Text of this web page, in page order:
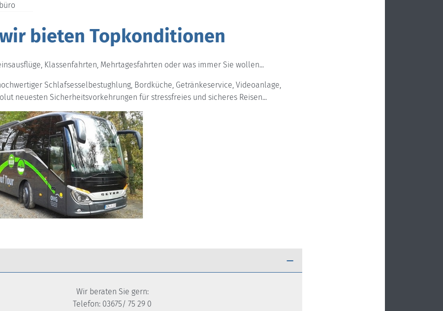
bieten Topkonditionen
Klassenfahrten, Mehrtagesfahrten oder was immer Sie wollen...
Schlafsesselbestughlung, Bordküche, Getränkeservice, Videoanlage,
neuesten Sicherheitsvorkehrungen für stressfreies und sicheres Reisen...
Wir beraten Sie gern:
Telefon: 03675/ 75 29 0